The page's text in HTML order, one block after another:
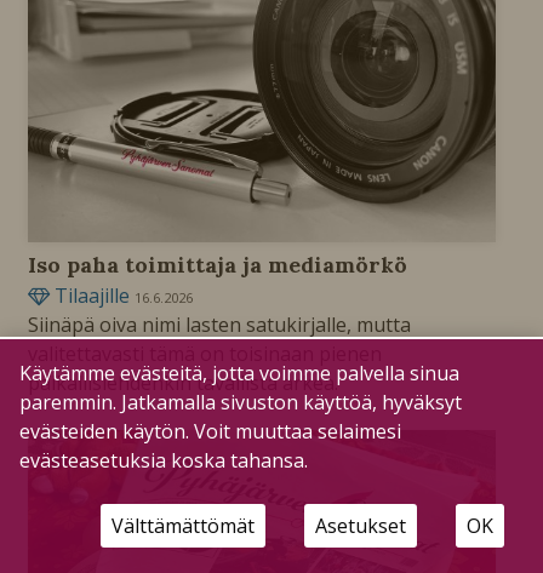
Iso paha toimittaja ja mediamörkö
Tilaajille 16.6.2026
Siinäpä oiva nimi lasten satukirjalle, mutta
paikallislehdenkin tavallista arkea.
Käytämme evästeitä, jotta voimme palvella sinua
paremmin. Jatkamalla sivuston käyttöä, hyväksyt
evästeiden käytön. Voit muuttaa selaimesi
evästeasetuksia koska tahansa.
Välttämättömät Asetukset OK